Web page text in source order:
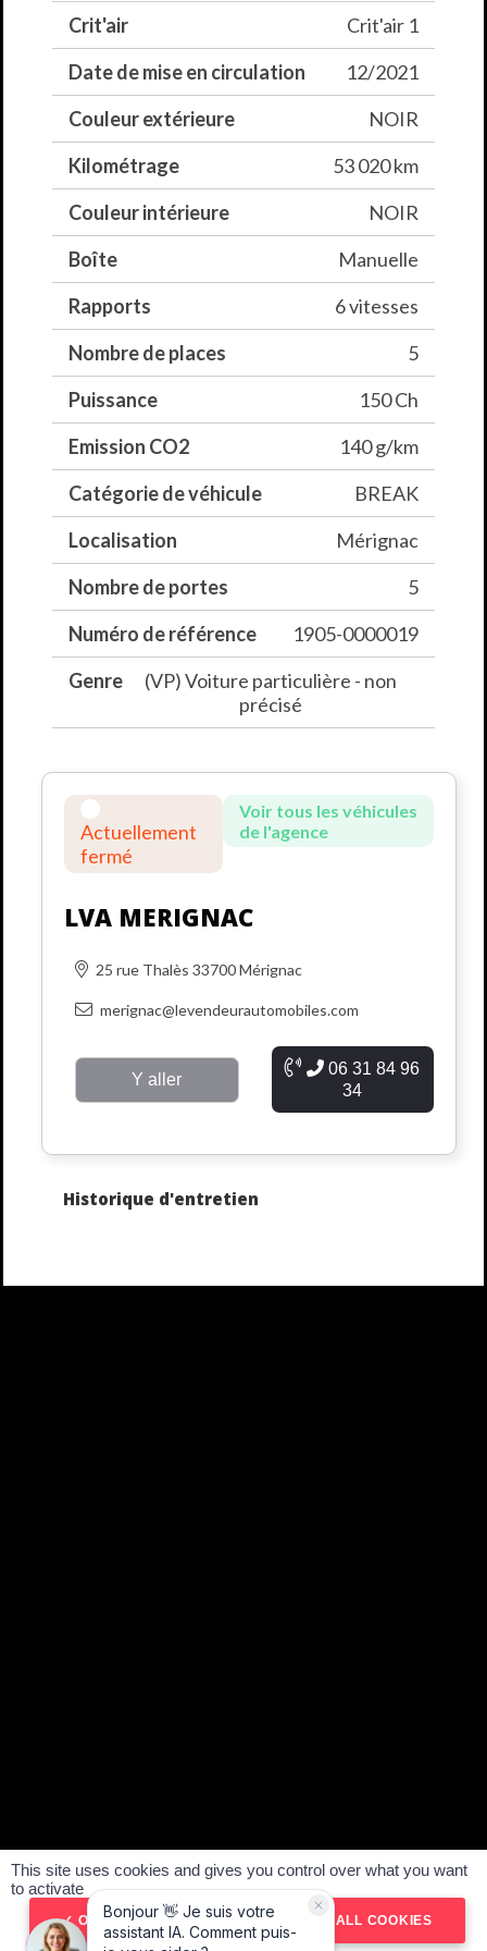
Crit'air
Crit'air 1
Date de mise en circulation
12/2021
Couleur extérieure
NOIR
Kilométrage
53 020 km
Couleur intérieure
NOIR
Boîte
Manuelle
Rapports
6 vitesses
Nombre de places
5
Puissance
150 Ch
Emission CO2
140 g/km
Catégorie de véhicule
BREAK
Localisation
Mérignac
Nombre de portes
5
Numéro de référence
1905-0000019
Genre
(VP) Voiture particulière - non
précisé
Actuellement
fermé
Voir tous les véhicules
de l'agence
LVA MERIGNAC
25 rue Thalès 33700 Mérignac
merignac@levendeurautomobiles.com
Y aller
06 31 84 96
34
Historique d'entretien
#SeDéplacerMoinsPolluer
Politique de confidentialité
Mentions légales
CGV
NOS AGENCES
This site uses cookies and gives you control over what you want
to activate
OK, ACCEPT ALL DENY ALL COOKIES